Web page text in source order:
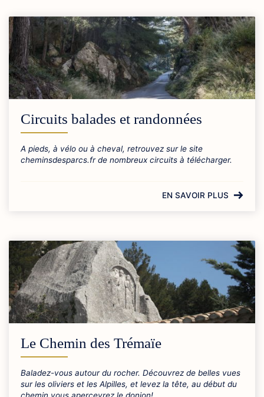
Circuits balades et randonnées
A pieds, à vélo ou à cheval, retrouvez sur le site
cheminsdesparcs.fr de nombreux circuits à télécharger.
EN SAVOIR PLUS
Le Chemin des Trémaïe
Baladez-vous autour du rocher. Découvrez de belles vues
sur les oliviers et les Alpilles, et levez la tête, au début du
chemin vous apercevrez le donjon!